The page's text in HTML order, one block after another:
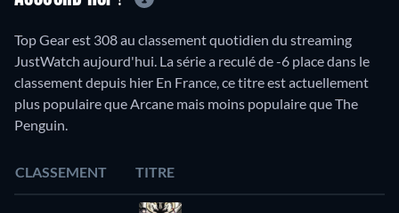
Top Gear est 308 au classement quotidien du streaming
JustWatch aujourd'hui. La série a reculé de -6 place dans le
classement depuis hier En France, ce titre est actuellement
plus populaire que Arcane mais moins populaire que The
Penguin.
CLASSEMENT TITRE